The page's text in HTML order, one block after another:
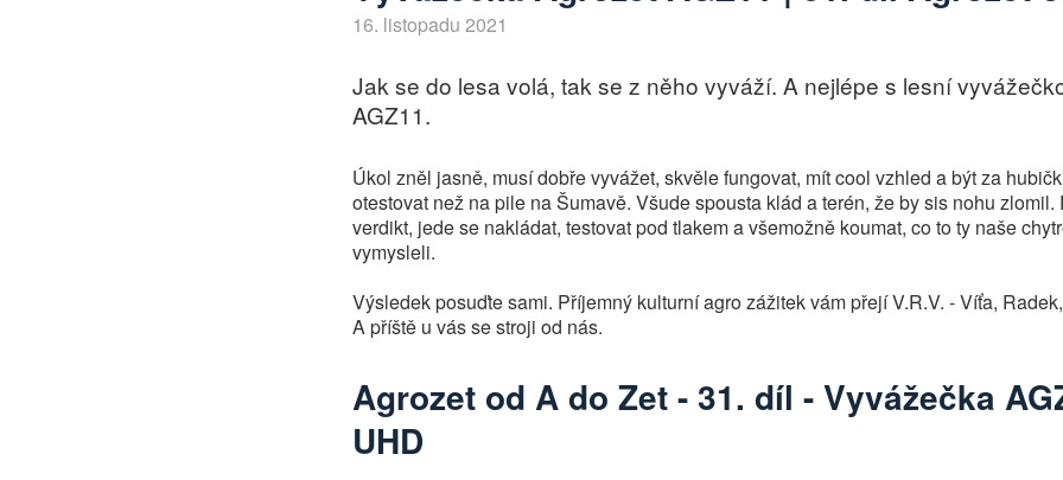
16. listopadu 2021
Jak se do lesa volá, tak se z něho vyváží. A nejlépe s lesní
AGZ11.
Úkol zněl jasně, musí dobře vyvážet, skvěle fungovat, mít cool vzhled a být za
otestovat než na pile na Šumavě. Všude spousta klád a terén, že by sis nohu
verdikt, jede se nakládat, testovat pod tlakem a všemožně koumat, co to ty naše
vymysleli.
Výsledek posuďte sami. Příjemný kulturní agro zážitek vám přejí V.R.V. - Víťa,
A příště u vás se stroji od nás.
Agrozet od A do Zet - 31. díl - Vyvážečka
UHD